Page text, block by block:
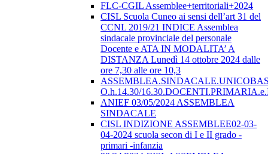
FLC-CGIL Assemblee+territoriali+2024
CISL Scuola Cuneo ai sensi dell’art 31 del
CCNL 2019/21 INDICE Assemblea
sindacale provinciale del personale
Docente e ATA IN MODALITA’ A
DISTANZA Lunedì 14 ottobre 2024 dalle
ore 7,30 alle ore 10,3
O.h.14.30/
ANIEF 03/05/2024 ASSEMBLEA
SINDACALE
CISL INDIZIONE ASSEMBLEE02-03-
04-2024 scuola secon di I e II grado -
primari -infanzia